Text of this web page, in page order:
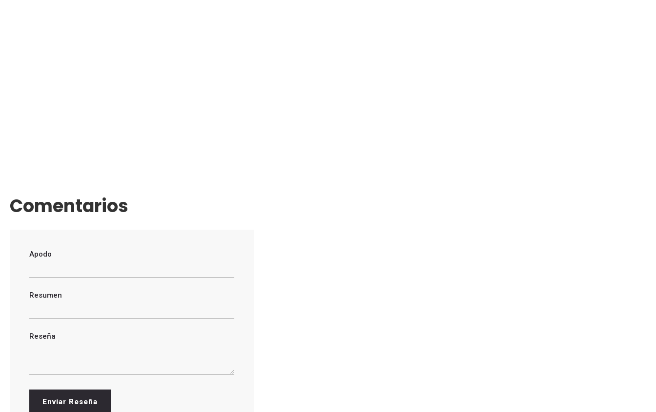
Comentarios
Apodo
Resumen
Reseña
Enviar Reseña